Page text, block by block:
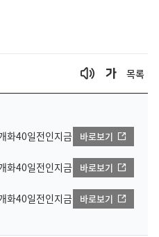
목록
화40일전인지금
바로보기
화40일전인지금
바로보기
화40일전인지금
바로보기